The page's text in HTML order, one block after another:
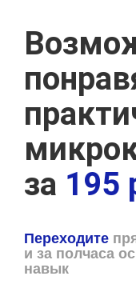
за 195
Переходите
и за полчаса
навык